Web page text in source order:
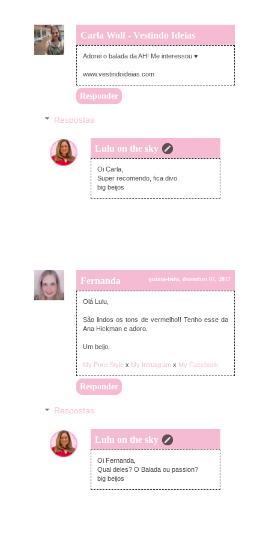
Carla Wolf - Vestindo Ideias
quarta-feira, dezembro 06, 2017
Adorei o balada da AH! Me interessou ♥
www.vestindoideias.com
Responder
Respostas
Lulu on the sky
quarta-feira, dezembro 06, 2017
Oi Carla,
Super recomendo, fica divo.
big beijos
Fernanda quinta-feira, dezembro 07, 2017
Olá Lulu,
São lindos os tons de vermelho!! Tenho esse da
Ana Hickman e adoro.
Um beijo,
My Pure Style x My Instagram x My Facebook
Responder
Respostas
Lulu on the sky
sábado, dezembro 09, 2017
Oi Fernanda,
Qual deles? O Balada ou passion?
big beijos